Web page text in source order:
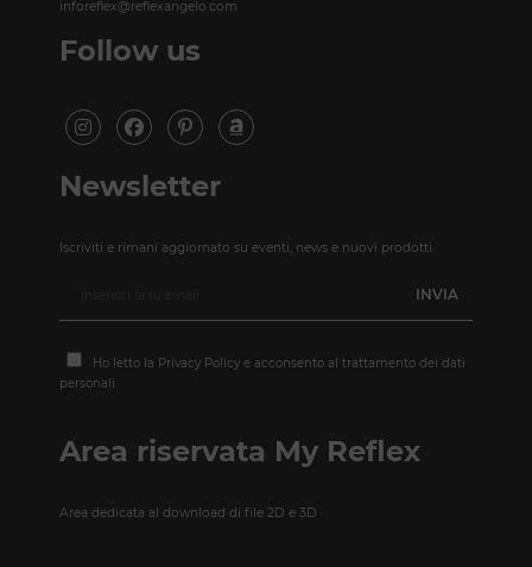
inforeflex@reflexangelo.com
Follow us
Newsletter
Iscriviti e rimani aggiornato su eventi, news e nuovi prodotti.
Ho letto la Privacy Policy e acconsento al trattamento dei dati
personali
Area riservata My Reflex
Area dedicata al download di file 2D e 3D